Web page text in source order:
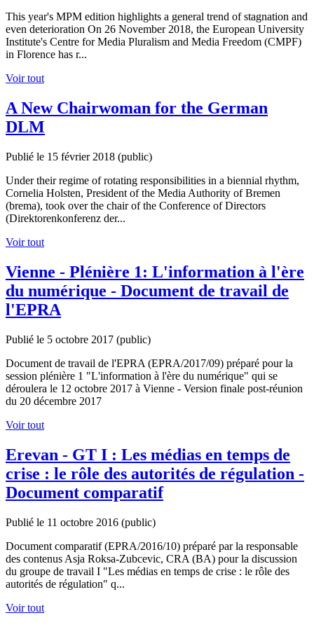
This year's MPM edition highlights a general trend of stagnation and
even deterioration On 26 November 2018, the European University
Institute's Centre for Media Pluralism and Media Freedom (CMPF)
in Florence has r...
Voir tout
A New Chairwoman for the German
DLM
Publié le 15 février 2018 (public)
Under their regime of rotating responsibilities in a biennial rhythm,
Cornelia Holsten, President of the Media Authority of Bremen
(brema), took over the chair of the Conference of Directors
(Direktorenkonferenz der...
Voir tout
Vienne - Plénière 1: L'information à l'ère
du numérique - Document de travail de
l'EPRA
Publié le 5 octobre 2017 (public)
Document de travail de l'EPRA (EPRA/2017/09) préparé pour la
session plénière 1 "L'information à l'ère du numérique" qui se
déroulera le 12 octobre 2017 à Vienne - Version finale post-réunion
du 20 décembre 2017
Voir tout
Erevan - GT I : Les médias en temps de
crise : le rôle des autorités de régulation -
Document comparatif
Publié le 11 octobre 2016 (public)
Document comparatif (EPRA/2016/10) préparé par la responsable
des contenus Asja Roksa-Zubcevic, CRA (BA) pour la discussion
du groupe de travail I "Les médias en temps de crise : le rôle des
autorités de régulation" q...
Voir tout